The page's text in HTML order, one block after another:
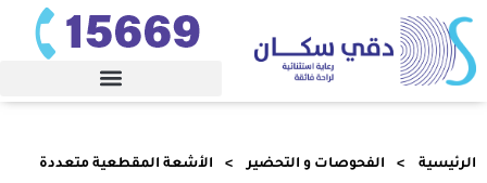
الرئيسية الفحوصات و التحضير الأﺷﻌﺔ اﻟﻤﻘﻄﻌﻴﺔ ﻣﺘﻌﺪدة